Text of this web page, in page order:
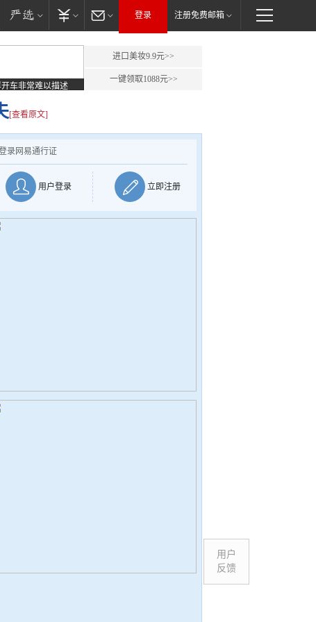
登录 注册免费邮箱
车非常难以描述
进口美妆9.9元>>
一键领取1088元>>
[查看原文]
录网易通行证
用户登录 立即注册
用户
反馈